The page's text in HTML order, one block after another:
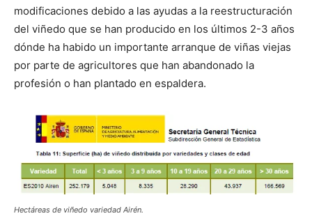
modificaciones debido a las ayudas a la reestructuración
del viñedo que se han producido en los últimos 2-3 años
dónde ha habido un importante arranque de viñas viejas
por parte de agricultores que han abandonado la
profesión o han plantado en espaldera.
Hectáreas de viñedo variedad Airén.